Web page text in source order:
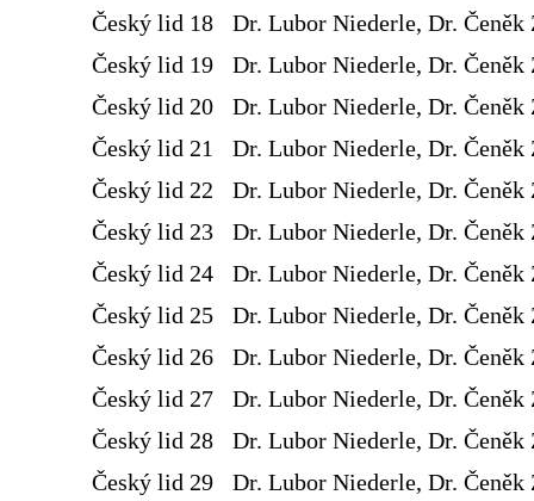
Český lid 18
Dr. Lubor Niederle, Dr. Čeněk
Český lid 19
Dr. Lubor Niederle, Dr. Čeněk
Český lid 20
Dr. Lubor Niederle, Dr. Čeněk
Český lid 21
Dr. Lubor Niederle, Dr. Čeněk
Český lid 22
Dr. Lubor Niederle, Dr. Čeněk
Český lid 23
Dr. Lubor Niederle, Dr. Čeněk
Český lid 24
Dr. Lubor Niederle, Dr. Čeněk
Český lid 25
Dr. Lubor Niederle, Dr. Čeněk
Český lid 26
Dr. Lubor Niederle, Dr. Čeněk
Český lid 27
Dr. Lubor Niederle, Dr. Čeněk
Český lid 28
Dr. Lubor Niederle, Dr. Čeněk
Český lid 29
Dr. Lubor Niederle, Dr. Čeněk